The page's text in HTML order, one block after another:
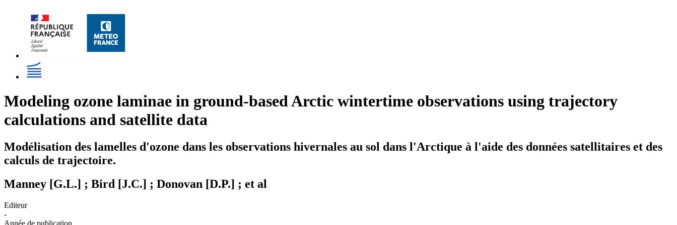
Modeling ozone laminae in ground-based Arctic wintertime observations using trajectory
calculations and satellite data
Modélisation des lamelles d'ozone dans les observations hivernales au sol dans l'Arctique à l'aide des données satellitaires et des
calculs de trajectoire.
Manney [G.L.] ; Bird [J.C.] ; Donovan [D.P.] ; et al
Editeur
-
Année de publication